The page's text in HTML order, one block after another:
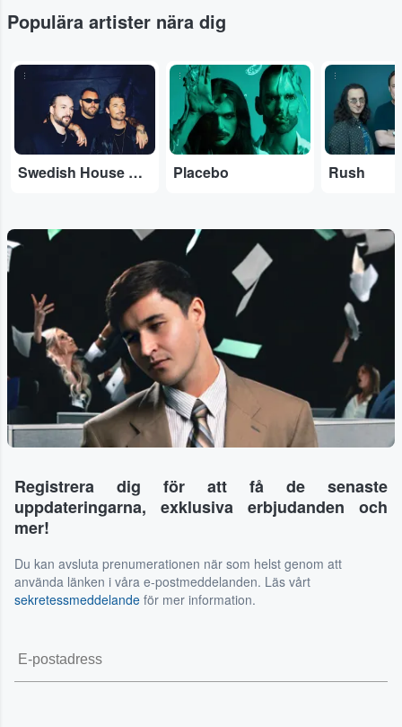
Populära artister nära dig
...
Swedish House Mafia
...
Placebo
...
Rush
Registrera dig för att få de senaste
uppdateringarna, exklusiva erbjudanden och
mer!
Du kan avsluta prenumerationen när som helst genom att
använda länken i våra e-postmeddelanden. Läs vårt
sekretessmeddelande för mer information.